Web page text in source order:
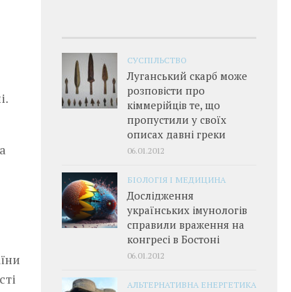
СУСПІЛЬСТВО
Луганський скарб може
розповісти про
кіммерійців те, що
пропустили у своїх
описах давні греки
06.01.2012
БІОЛОГІЯ І МЕДИЦИНА
Дослідження
українських імунологів
справили враження на
конгресі в Бостоні
06.01.2012
АЛЬТЕРНАТИВНА ЕНЕРГЕТИКА